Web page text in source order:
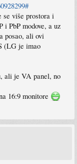
više prostora i
PbP modove, a uz
posao, ali ovi
(LG je imao
ali je VA panel, no
16:9 monitore